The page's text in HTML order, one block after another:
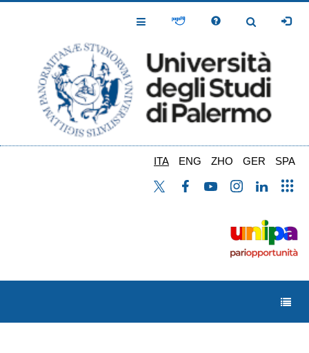
Toggle
Toggle
ITA ENG ZHO GER SPA